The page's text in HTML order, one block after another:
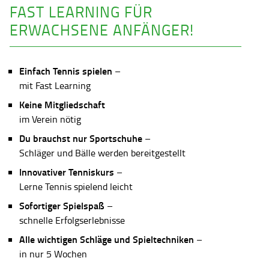
FAST LEARNING FÜR
ERWACHSENE ANFÄNGER!
Einfach Tennis spielen –
mit Fast Learning
Keine Mitgliedschaft
im Verein nötig
Du brauchst nur Sportschuhe –
Schläger und Bälle werden bereitgestellt
Innovativer Tenniskurs –
Lerne Tennis spielend leicht
Sofortiger Spielspaß –
schnelle Erfolgserlebnisse
Alle wichtigen Schläge und Spieltechniken –
in nur 5 Wochen